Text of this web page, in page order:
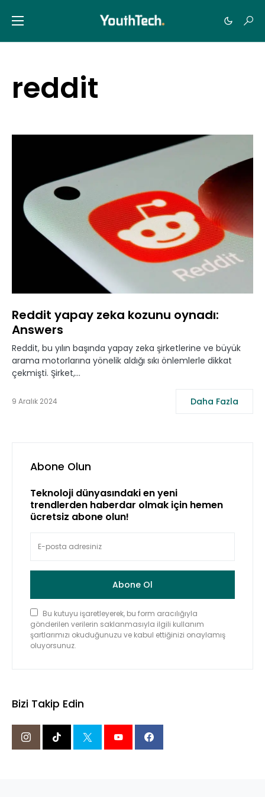
reddit
Reddit yapay zeka kozunu oynadı:
Answers
Reddit, bu yılın başında yapay zeka şirketlerine ve büyük
arama motorlarına yönelik aldığı sıkı önlemlerle dikkat
çekmişti. Şirket,…
9 Aralık 2024 Daha Fazla
Abone Olun
Teknoloji dünyasındaki en yeni
trendlerden haberdar olmak için hemen
ücretsiz abone olun!
Abone Ol
Bu kutuyu işaretleyerek, bu form aracılığıyla
gönderilen verilerin saklanmasıyla ilgili kullanım
şartlarımızı okuduğunuzu ve kabul ettiğinizi onaylamış
oluyorsunuz.
Bizi Takip Edin